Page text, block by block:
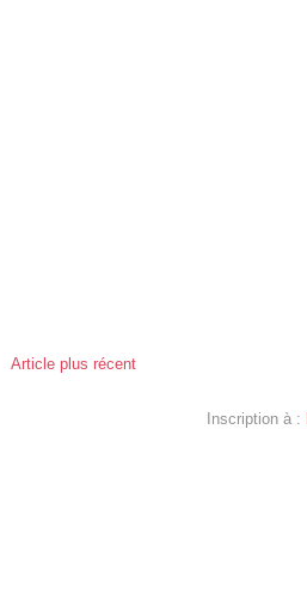
Article plus récent
Inscription à :